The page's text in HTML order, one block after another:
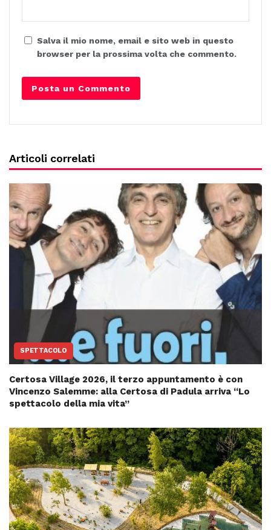
Salva il mio nome, email e sito web in questo
browser per la prossima volta che commento.
Articoli correlati
SPETTACOLO
Certosa Village 2026, il terzo appuntamento è con
Vincenzo Salemme: alla Certosa di Padula arriva “Lo
spettacolo della mia vita”